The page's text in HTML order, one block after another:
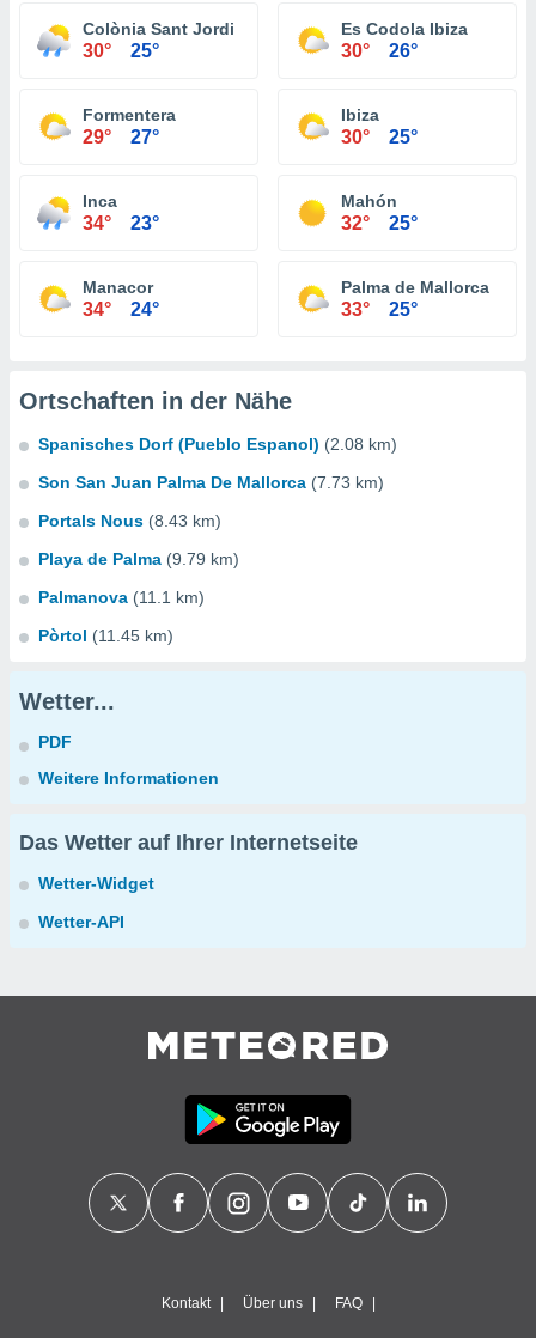
Colònia Sant Jordi
30° 25°
Es Codola Ibiza
30° 26°
Formentera
29° 27°
Ibiza
30° 25°
Inca
34° 23°
Mahón
32° 25°
Manacor
34° 24°
Palma de Mallorca
33° 25°
Ortschaften in der Nähe
Spanisches Dorf (Pueblo Espanol) (2.08 km)
Son San Juan Palma De Mallorca (7.73 km)
Portals Nous (8.43 km)
Playa de Palma (9.79 km)
Palmanova (11.1 km)
Pòrtol (11.45 km)
Wetter...
PDF
Weitere Informationen
Das Wetter auf Ihrer Internetseite
Wetter-Widget
Wetter-API
Kontakt Über uns FAQ